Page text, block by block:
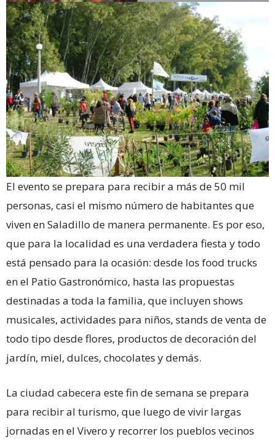
El evento se prepara para recibir a más de 50 mil
personas, casi el mismo número de habitantes que
viven en Saladillo de manera permanente. Es por eso,
que para la localidad es una verdadera fiesta y todo
está pensado para la ocasión: desde los food trucks
en el Patio Gastronómico, hasta las propuestas
destinadas a toda la familia, que incluyen shows
musicales, actividades para niños, stands de venta de
todo tipo desde flores, productos de decoración del
jardín, miel, dulces, chocolates y demás.
La ciudad cabecera este fin de semana se prepara
para recibir al turismo, que luego de vivir largas
jornadas en el Vivero y recorrer los pueblos vecinos